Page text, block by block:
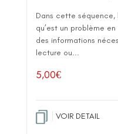
Dans cette séquence,
qu’est un problème
des informations
lecture ou...
5,00€
VOIR DETAIL